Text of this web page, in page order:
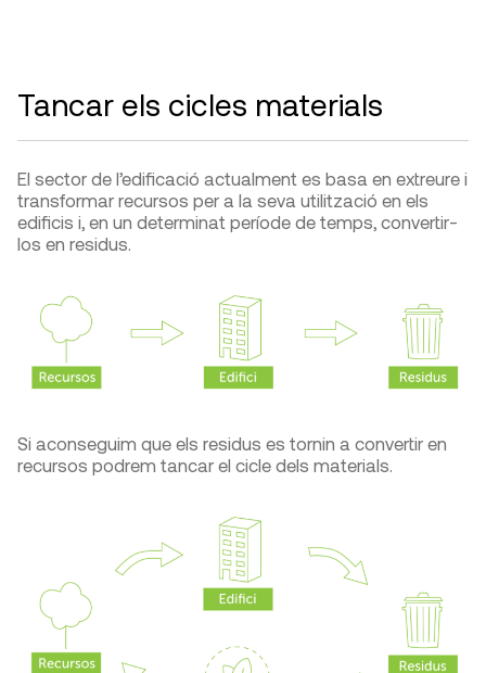
Tancar els cicles materials
El sector de l’edificació actualment es basa en extreure i
transformar recursos per a la seva utilització en els
edificis i, en un determinat període de temps, convertir-
los en residus.
Si aconseguim que els residus es tornin a convertir en
recursos podrem tancar el cicle dels materials.